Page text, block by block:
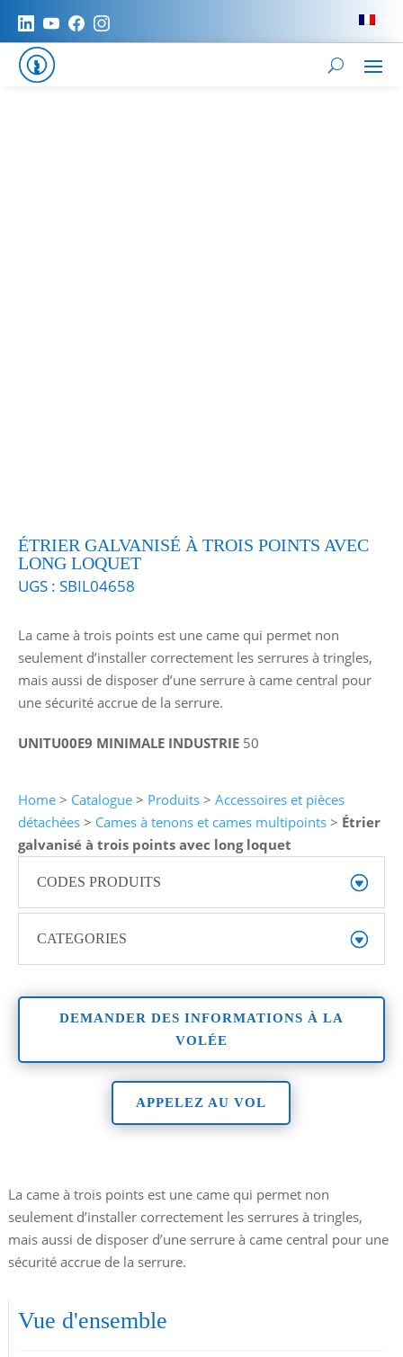
ÉTRIER GALVANISÉ À TROIS POINTS AVEC
LONG LOQUET
UGS : SBIL04658
La came à trois points est une came qui permet non
seulement d’installer correctement les serrures à tringles,
mais aussi de disposer d’une serrure à came central pour
une sécurité accrue de la serrure.
UNITU00E9 MINIMALE INDUSTRIE 50
Home> Catalogue> Produits> Accessoires et pièces
détachées> Cames à tenons et cames multipoints> Étrier
galvanisé à trois points avec long loquet
CODES PRODUITS
CATEGORIES
DEMANDER DES INFORMATIONS À LA
VOLÉE
APPELEZ AU VOL
La came à trois points est une came qui permet non
seulement d’installer correctement les serrures à tringles,
mais aussi de disposer d’une serrure à came central pour une
sécurité accrue de la serrure.
Vue d'ensemble